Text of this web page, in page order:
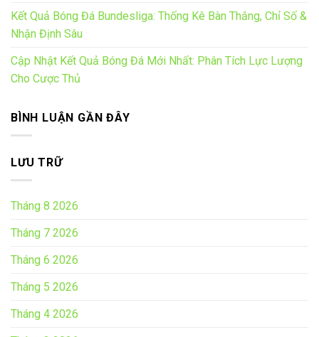
Kết Quả Bóng Đá Bundesliga: Thống Kê Bàn Thắng, Chỉ Số &
Nhận Định Sâu
Cập Nhật Kết Quả Bóng Đá Mới Nhất: Phân Tích Lực Lượng
Cho Cược Thủ
BÌNH LUẬN GẦN ĐÂY
LƯU TRỮ
Tháng 8 2026
Tháng 7 2026
Tháng 6 2026
Tháng 5 2026
Tháng 4 2026